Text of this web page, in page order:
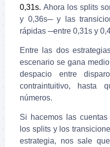
0,31s. Ahora los splits
y 0,36s─ y las
rápidas ─entre 0,31s y
Entre las dos
escenario se gana
despacio entre
contraintuitivo, hasta
números.
Si hacemos las
los splits y los
estrategia, nos sale